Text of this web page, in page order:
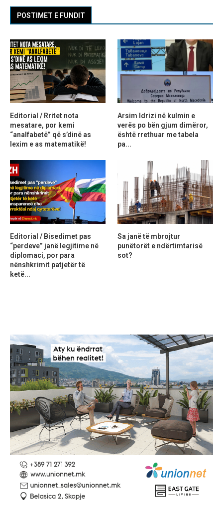
POSTIMET E FUNDIT
Editorial / Rritet nota
mesatare, por kemi
“analfabetë” që s’dinë as
lexim e as matematikë!
Arsim Idrizi në kulmin e
verës po bën gjum dimëror,
është rrethuar me tabela
pa...
Editorial / Bisedimet pas
“perdeve” janë legjitime në
diplomaci, por para
nënshkrimit patjetër të
ketë...
Sa janë të mbrojtur
punëtorët e ndërtimtarisë
sot?